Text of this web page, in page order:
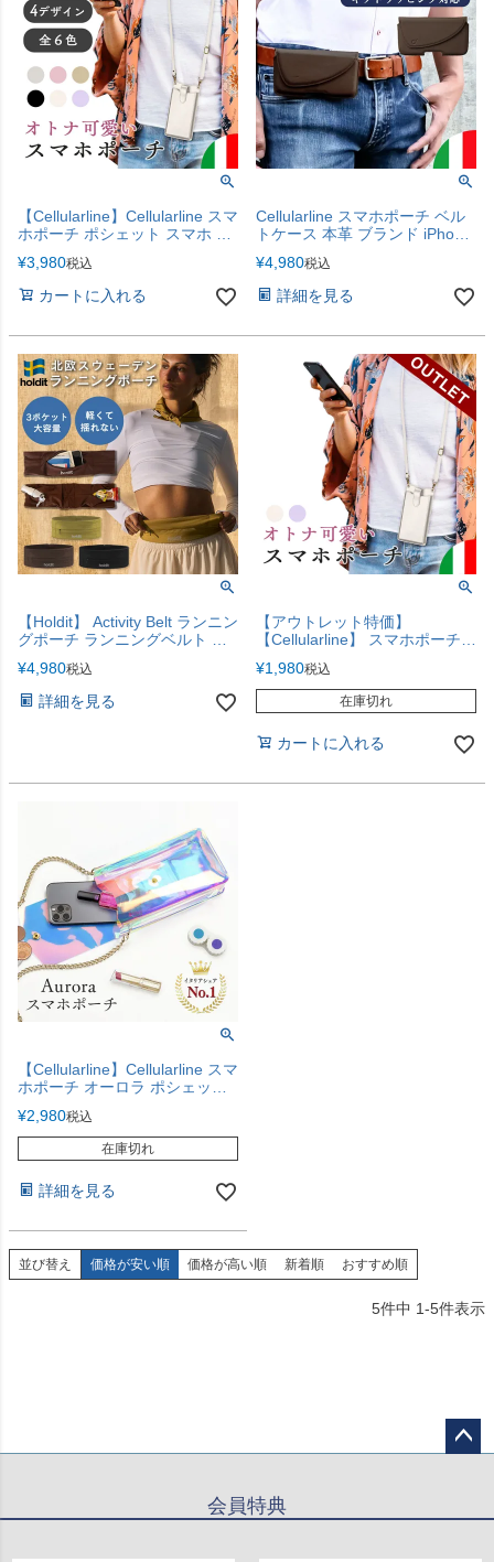
【Cellularline】Cellularline スマ
ホポーチ ポシェット スマホ シ
シリーズ対応]
¥3,980税込
カートに入れる
Cellularline スマホポーチ ベル
トケース 本革 ブランド iPhone
¥4,980税込
詳細を見る
【Holdit】 Activity Belt ランニン
グポーチ ランニングベルト 揺
¥4,980税込
詳細を見る
【アウトレット特価】
【Cellularline】 スマホポーチ
iPhone17
¥1,980税込
在庫切れ
カートに入れる
【Cellularline】Cellularline スマ
ホポーチ オーロラ ポシェット
¥2,980税込
在庫切れ
詳細を見る
並び替え 価格が安い順 価格が高い順 新着順 おすすめ順
5件中 1-5件表示
会員特典